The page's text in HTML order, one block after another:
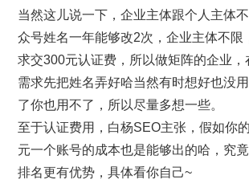
当然这儿说一下，企业主体跟个人主体
众号姓名一年能够改2次，企业主体不限
求交300元认证费，所以做矩阵的企业，
需求先把姓名弄好哈当然有时想好也没
了你也用不了，所以尽量多想一些。
至于认证费用，白杨SEO主张，假如你
元一个账号的成本也是能够出的哈，究
排名更有优势，具体看你自己~